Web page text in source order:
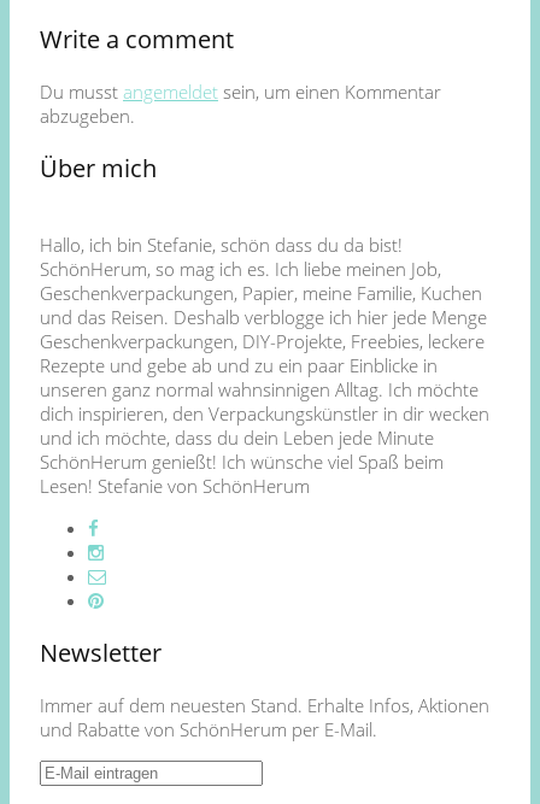
Write a comment
Du musst angemeldet sein, um einen Kommentar
abzugeben.
Über mich
Hallo, ich bin Stefanie, schön dass du da bist!
SchönHerum, so mag ich es. Ich liebe meinen Job,
Geschenkverpackungen, Papier, meine Familie, Kuchen
und das Reisen. Deshalb verblogge ich hier jede Menge
Geschenkverpackungen, DIY-Projekte, Freebies, leckere
Rezepte und gebe ab und zu ein paar Einblicke in
unseren ganz normal wahnsinnigen Alltag. Ich möchte
dich inspirieren, den Verpackungskünstler in dir wecken
und ich möchte, dass du dein Leben jede Minute
SchönHerum genießt! Ich wünsche viel Spaß beim
Lesen! Stefanie von SchönHerum
Newsletter
Immer auf dem neuesten Stand. Erhalte Infos, Aktionen
und Rabatte von SchönHerum per E-Mail.